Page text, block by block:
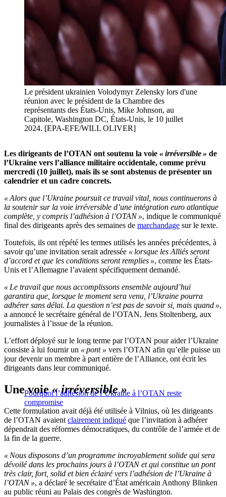
Le président ukrainien Volodymyr Zelensky lors d'une
réunion avec le président de la Chambre des
représentants des États-Unis, Mike Johnson, au
Capitole, Washington DC, États-Unis, le 10 juillet
2024. [EPA-EFE/WILL OLIVER]
Les dirigeants de l’OTAN ont soutenu la voie « irréversible » de
l’Ukraine vers l’alliance militaire occidentale, comme prévu
mercredi (10 juillet), mais ils se sont abstenus de présenter un
calendrier et un cadre concrets.
« Alors que l’Ukraine poursuit ce travail vital, nous continuerons à
la soutenir sur la voie irréversible d’une intégration euro atlantique
complète, y compris l’adhésion à l’OTAN », indique le communiqué
final des dirigeants après des semaines de marchandage sur le texte.
Toutefois, ils ont répété les termes utilisés les années précédentes, à
savoir qu’une invitation serait adressée « lorsque les Alliés seront
d’accord et que les conditions seront remplies », comme les États-
Unis et l’Allemagne l’avaient spécifiquement demandé.
« Le travail que nous accomplissons ensemble aujourd’hui
garantira que, lorsque le moment sera venu, l’Ukraine pourra
adhérer sans délai. La question n’est pas de savoir si, mais quand »,
a annoncé le secrétaire général de l’OTAN, Jens Stoltenberg, aux
journalistes à l’issue de la réunion.
L’effort déployé sur le long terme par l’OTAN pour aider l’Ukraine
consiste à lui fournir un « pont » vers l’OTAN afin qu’elle puisse un
jour devenir un membre à part entière de l’Alliance, ont écrit les
dirigeants dans leur communiqué.
Pourquoi l’adhésion de l’Ukraine à l’OTAN reste
compromise
Une voie« irréversible »
Cette formulation avait déjà été utilisée à Vilnius, où les dirigeants
de l’OTAN avaient clairement indiqué que l’invitation à adhérer
dépendrait des réformes démocratiques, du contrôle de l’armée et de
la fin de la guerre.
« Nous disposons d’un programme incroyablement solide qui sera
dévoilé dans les prochains jours à l’OTAN et qui constitue un pont
très clair, fort, solid et bien éclairé vers l’adhésion de l’Ukraine à
l’OTAN », a déclaré le secrétaire d’État américain Anthony Blinken
au public réuni au Palais des congrès de Washington.